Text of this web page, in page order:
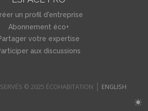
un profil d'entreprise
Abonnement éco+
votre expertise
aux discussions
© 2025 ÉCOHABITATION ENGLISH